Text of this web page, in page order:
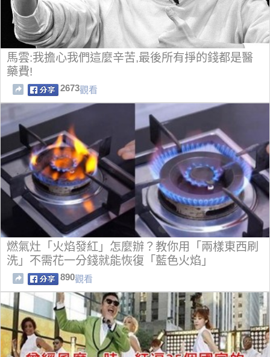
馬雲:我擔心我們這麼辛苦,最後所有掙的錢都是醫
藥費!
2673觀看
燃氣灶「火焰發紅」怎麼辦？教你用「兩樣東西刷
洗」不需花一分錢就能恢復「藍色火焰」
890觀看